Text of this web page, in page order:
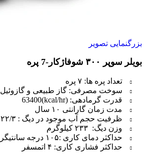
بزرگنمایی تصویر
بویلر سوپر ۳۰۰ شوفاژکار-7 پره
تعداد پره ها: ۷ پره
سوخت مصرفی: گاز طبیعی و گازوئیل
قدرت گرمادهی: (kcal/hr)63400
مدت زمان گارانتی ۱۰ سال
ظرفیت حجم آب موجود در دیگ : ۲۲/۳لیتر
وزن دیگ: ۲۳۳ کیلوگرم
حداکثر دمای کاری :۱۰۵ درجه سانتیگراد
حداکثر فشاری کاری: ۴ اتمسفر